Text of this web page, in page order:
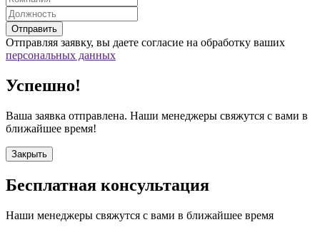
Отправить
Отправляя заявку, вы даете согласие на обработку ваших
персональных данных
Успешно!
Ваша заявка отправлена. Наши менеджеры свяжутся с вами в
ближайшее время!
Закрыть
Бесплатная консультация
Наши менеджеры свяжутся с вами в ближайшее время